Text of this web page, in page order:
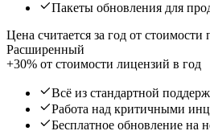
Пакеты обновления для
Цена считается за год от
Расширенный
+30% от стоимости лицензий в год
Всё из стандартной
Работа над критичными
Бесплатное обновление на